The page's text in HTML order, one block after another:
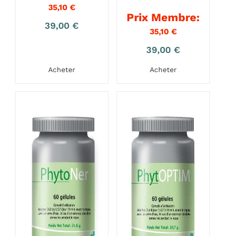
35,10 €
39,00 €
Acheter
Prix Membre:
35,10 €
39,00 €
Acheter